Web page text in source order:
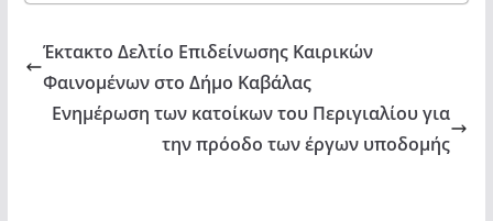
Έκτακτο Δελτίο Επιδείνωσης Καιρικών
Φαινομένων στο Δήμο Καβάλας
Ενημέρωση των κατοίκων του Περιγιαλίου για
την πρόοδο των έργων υποδομής